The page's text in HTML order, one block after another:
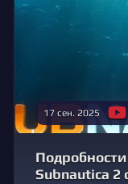
17 сен. 2025
Subnautica 2